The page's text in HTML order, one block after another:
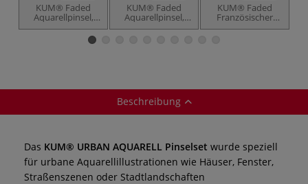
KUM® Faded
Aquarellpinsel,
rund
KUM® Faded
Aquarellpinsel,
flach
KUM® Faded
Französischer
Aquarellpinsel,
Beschreibung
Das KUM® URBAN AQUARELL Pinselset wurde speziell
für urbane Aquarellillustrationen wie Häuser, Fenster,
Straßenszenen oder Stadtlandschaften